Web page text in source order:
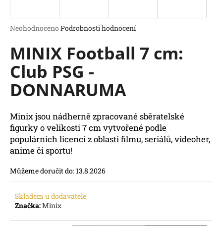
Průměrné
produktu
je
0,0
z
5
hvězdiček.
Neohodnoceno Podrobnosti hodnocení
MINIX Football 7 cm:
Club PSG -
DONNARUMA
Minix jsou nádherně zpracované sběratelské
figurky o velikosti 7 cm vytvořené podle
populárních licencí z oblasti filmu, seriálů, videoher,
anime či sportu!
Můžeme doručit do:13.8.2026
Skladem u dodavatele
Značka:Minix
j
t
?
HLEDAT
D
o
p
r
u
u
j